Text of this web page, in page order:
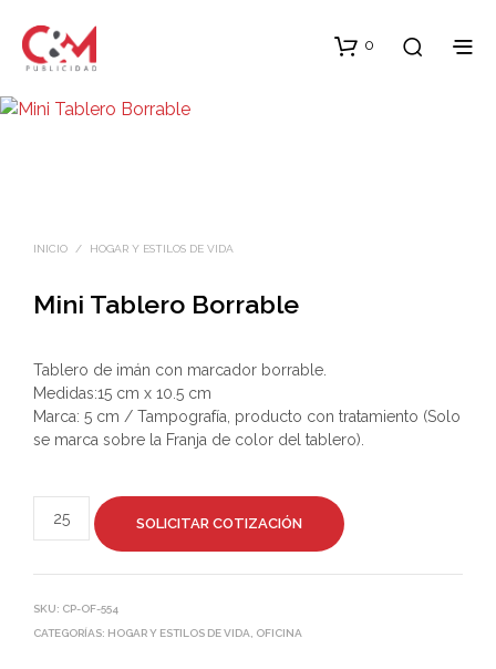
0
INICIO / HOGAR Y ESTILOS DE VIDA
Mini Tablero Borrable
Tablero de imán con marcador borrable.
Medidas:15 cm x 10.5 cm
Marca: 5 cm / Tampografía, producto con tratamiento (Solo
se marca sobre la Franja de color del tablero).
SOLICITAR COTIZACIÓN
SKU: CP-OF-554
CATEGORÍAS: HOGAR Y ESTILOS DE VIDA OFICINA